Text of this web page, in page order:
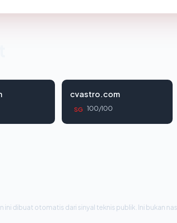
cvastro.com
SG 100/100
ini dibuat otomatis dari sinyal teknis publik. Ini bukan